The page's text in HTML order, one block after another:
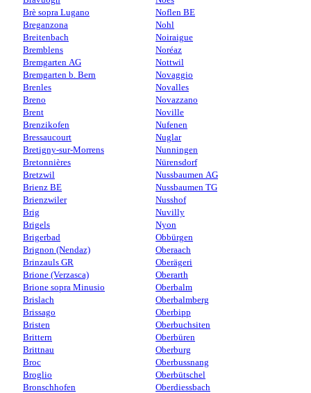
Brè sopra Lugano
Breganzona
Breitenbach
Bremblens
Bremgarten AG
Bremgarten b. Bern
Brenles
Breno
Brent
Brenzikofen
Bressaucourt
Bretigny-sur-Morrens
Bretonnières
Bretzwil
Brienz BE
Brienzwiler
Brig
Brigels
Brigerbad
Brignon (Nendaz)
Brinzauls GR
Brione (Verzasca)
Brione sopra Minusio
Brislach
Brissago
Bristen
Brittern
Brittnau
Broc
Broglio
Bronschhofen
Noflen BE
Nohl
Noiraigue
Noréaz
Nottwil
Novaggio
Novalles
Novazzano
Noville
Nufenen
Nuglar
Nunningen
Nürensdorf
Nussbaumen AG
Nussbaumen TG
Nusshof
Nuvilly
Nyon
Obbürgen
Oberaach
Oberägeri
Oberarth
Oberbalm
Oberbalmberg
Oberbipp
Oberbuchsiten
Oberbüren
Oberburg
Oberbussnang
Oberbütschel
Oberdiessbach